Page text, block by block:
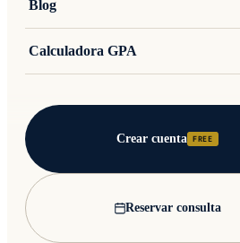
Blog
Calculadora GPA
Crear cuenta FREE
Reservar consulta